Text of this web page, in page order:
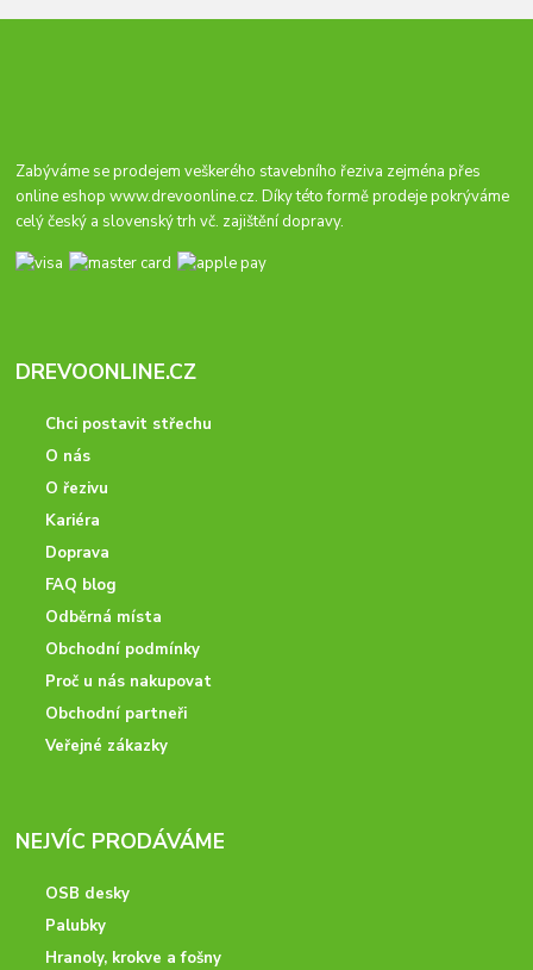
Zabýváme se prodejem veškerého stavebního řeziva zejména přes
online eshopwww.drevoonline.cz. Díky této formě prodeje pokrýváme
celý český a slovenský trh vč. zajištění dopravy.
DREVOONLINE.CZ
Chci postavit střechu
O nás
O řezivu
Kariéra
Doprava
FAQ blog
Odběrná místa
Obchodní podmínky
Proč u nás nakupovat
Obchodní partneři
Veřejné zákazky
NEJVÍC PRODÁVÁME
OSB desky
Palubky
Hranoly, krokve a fošny